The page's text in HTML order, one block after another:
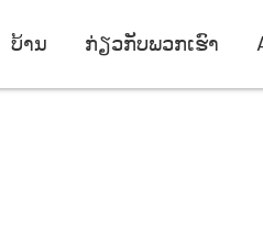
ບ້ານ ກ່ຽວກັບພວກເຮົາ